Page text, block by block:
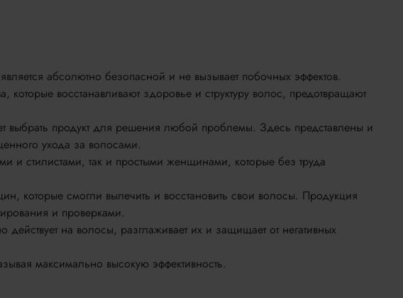
абсолютно безопасной и не вызывает побочных эффектов.
восстанавливают здоровье и структуру волос, предотвращают
выбрать продукт для решения любой проблемы. Здесь представлены и
ухода за волосами.
и стилистами, так и простыми женщинами, которые без труда
которые смогли вылечить и восстановить свои волосы. Продукция
и проверками.
действует на волосы, разглаживает их и защищает от негативных
максимально высокую эффективность.